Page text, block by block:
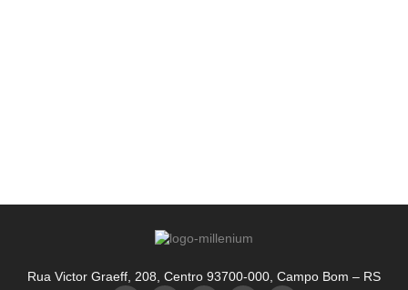
Rua Victor Graeff, 208, Centro 93700-000, Campo Bom – RS